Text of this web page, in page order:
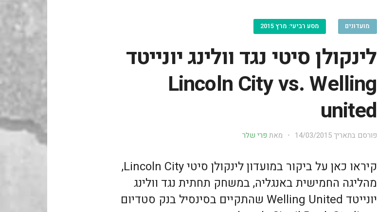
מועדונים מסע רביעי: מרץ 2015
לינקולן סיטי נגד וולינג יונייטד
Lincoln City vs. Welling
united
פורסם בתאריך14/03/2015 מאת פרי שלר
קיראו כאן על ביקור במועדון לינקולן סיטי Lincoln City,
מהליגה החמישית באנגליה, במשחק תחתית נגד וולינג
יונייטד Welling United שהתקיים בסינסיל בנק סטדיום